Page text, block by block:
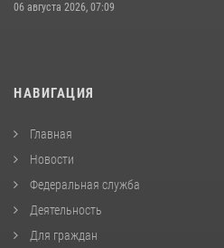
06 августа 2026, 07:09
НАВИГАЦИЯ
Главная
Новости
Федеральная служба
Деятельность
Для граждан